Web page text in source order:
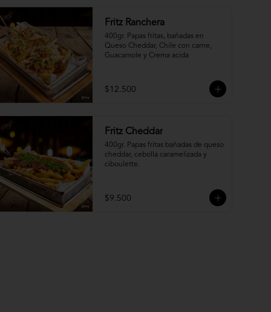
Fritz Ranchera
400gr. Papas fritas, bañadas en
Queso Cheddar, Chile con carne,
Guacamole y Crema acida
$12.500
Fritz Cheddar
400gr. Papas fritas bañadas de queso
cheddar, cebolla caramelizada y
ciboulette.
$9.500